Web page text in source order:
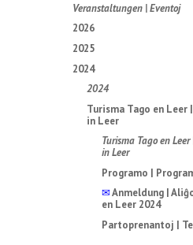
Veranstaltungen | Eventoj
2026
2025
2024
2024
Turisma Tago en Leer
in Leer
Turisma Tago en
in Leer
Programo |
✉Anmeldung |
en Leer 2024
Partoprenantoj |